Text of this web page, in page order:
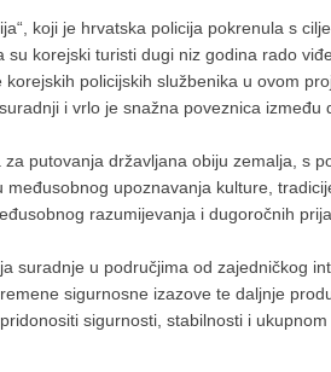
koji je hrvatska policija pokrenula s
korejski turisti dugi niz godina rado
policijskih službenika u ovom
i vrlo je snažna poveznica između
putovanja državljana obiju zemalja, s
upoznavanja kulture,
razumijevanja i dugoročnih
suradnje u područjima od zajedničkog
sigurnosne izazove te daljnje
sigurnosti, stabilnosti i